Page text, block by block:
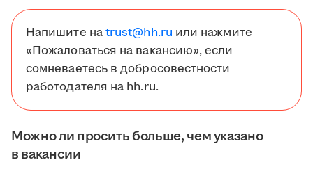
Напишите наtrust@hh.ru или нажмите
«Пожаловаться на вакансию», если
сомневаетесь в добросовестности
работодателя на hh.ru.
Можно ли просить больше, чем указано
в вакансии